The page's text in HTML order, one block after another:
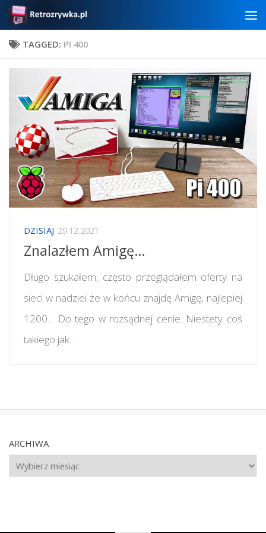
Skip to content
TAGGED: PI 400
DZISIAJ 29.12.2021
Znalazłem Amigę…
Długo szukałem, często przeglądałem oferty na
sieci w nadziei że w końcu znajdę Amigę, najlepiej
1200… Do tego w rozsądnej cenie. Niestety coś
takiego jak...
ARCHIWA
Archiwa